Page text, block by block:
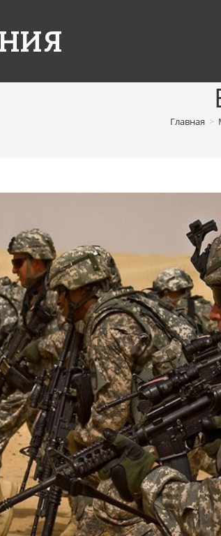
Главная >